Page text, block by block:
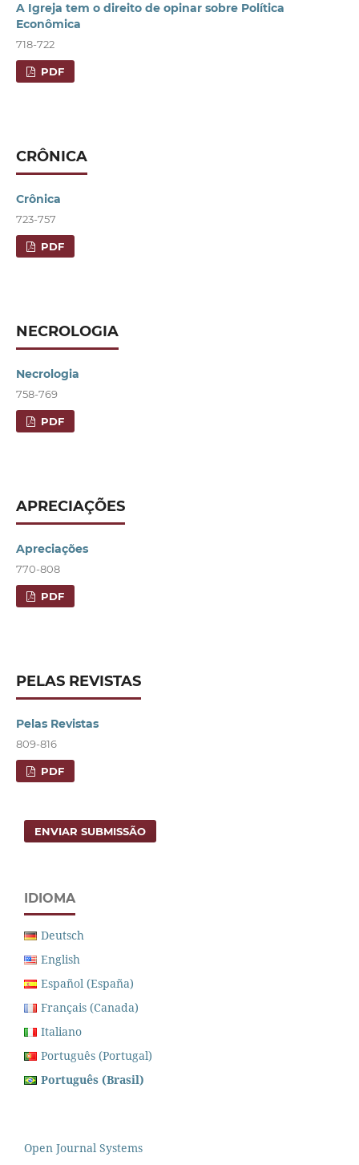
A Igreja tem o direito de opinar sobre Política
Econômica
718-722
PDF
CRÔNICA
Crônica
723-757
PDF
NECROLOGIA
Necrologia
758-769
PDF
APRECIAÇÕES
Apreciações
770-808
PDF
PELAS REVISTAS
Pelas Revistas
809-816
PDF
ENVIAR SUBMISSÃO
IDIOMA
Deutsch
English
Español (España)
Français (Canada)
Italiano
Português (Portugal)
Português (Brasil)
Open Journal Systems